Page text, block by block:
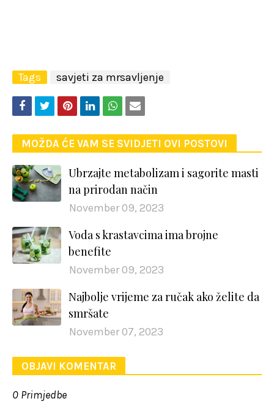
Tags savjeti za mrsavljenje
MOŽDA ĆE VAM SE SVIDJETI OVI POSTOVI
Ubrzajte metabolizam i sagorite masti
na prirodan način
November 09, 2023
Voda s krastavcima ima brojne
benefite
November 09, 2023
Najbolje vrijeme za ručak ako želite da
smršate
November 07, 2023
OBJAVI KOMENTAR
0 Primjedbe